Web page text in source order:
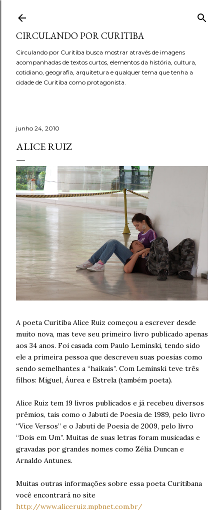
CIRCULANDO POR CURITIBA
Circulando por Curitiba busca mostrar através de imagens
acompanhadas de textos curtos, elementos da história, cultura,
cotidiano, geografia, arquitetura e qualquer tema que tenha a
cidade de Curitiba como protagonista.
junho 24, 2010
ALICE RUIZ
A poeta Curitiba Alice Ruiz começou a escrever desde
muito nova, mas teve seu primeiro livro publicado apenas
aos 34 anos. Foi casada com Paulo Leminski, tendo sido
ele a primeira pessoa que descreveu suas poesias como
sendo semelhantes a “haikais”. Com Leminski teve três
filhos: Miguel, Áurea e Estrela (também poeta).
Alice Ruiz tem 19 livros publicados e já recebeu diversos
prêmios, tais como o Jabuti de Poesia de 1989, pelo livro
“Vice Versos” e o Jabuti de Poesia de 2009, pelo livro
“Dois em Um”. Muitas de suas letras foram musicadas e
gravadas por grandes nomes como Zélia Duncan e
Arnaldo Antunes.
Muitas outras informações sobre essa poeta Curitibana
você encontrará no site
http://www.aliceruiz.mpbnet.com.br/